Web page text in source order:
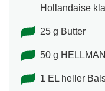
Hollandaise
25 g Butter
50 g
1 EL heller